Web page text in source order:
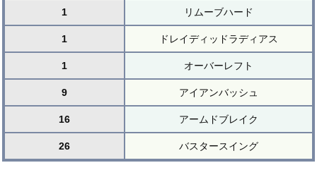
1 リムーブハード
1 ドレイディッドラディアス
1 オーバーレフト
9 アイアンバッシュ
16 アームドブレイク
26 バスタースイング